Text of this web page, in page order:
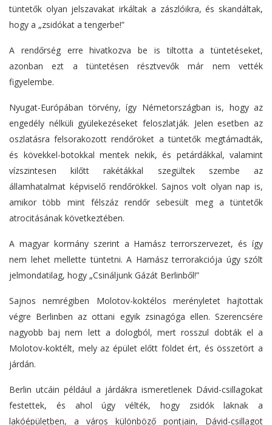
tüntetők olyan jelszavakat irkáltak a zászlóikra, és skandáltak,
hogy a „zsidókat a tengerbe!”
A rendőrség erre hivatkozva be is tiltotta a tüntetéseket,
azonban ezt a tüntetésen résztvevők már nem vették
figyelembe.
Nyugat-Európában törvény, így Németországban is, hogy az
engedély nélküli gyülekezéseket feloszlatják. Jelen esetben az
oszlatásra felsorakozott rendőröket a tüntetők megtámadták,
és kövekkel-botokkal mentek nekik, és petárdákkal, valamint
vízszintesen kilőtt rakétákkal szegültek szembe az
államhatalmat képviselő rendőrökkel. Sajnos volt olyan nap is,
amikor több mint félszáz rendőr sebesült meg a tüntetők
atrocitásának következtében.
A magyar kormány szerint a Hamász terrorszervezet, és így
nem lehet mellette tüntetni. A Hamász terrorakciója úgy szólt
jelmondatilag, hogy „Csináljunk Gázát Berlinből!”
Sajnos nemrégiben Molotov-koktélos merényletet hajtottak
végre Berlinben az ottani egyik zsinagóga ellen. Szerencsére
nagyobb baj nem lett a dologból, mert rosszul dobták el a
Molotov-koktélt, mely az épület előtt földet ért, és összetört a
járdán.
Berlin utcáin például a járdákra ismeretlenek Dávid-csillagokat
festettek, és ahol úgy vélték, hogy zsidók laknak a
lakóépületben, a város különböző pontjain, Dávid-csillagot